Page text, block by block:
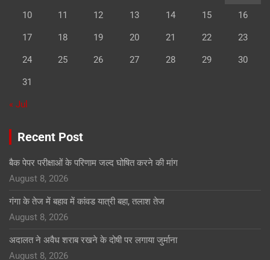
10 11 12 13 14 15 16
17 18 19 20 21 22 23
24 25 26 27 28 29 30
31
« Jul
Recent Post
बैक पेपर परीक्षाओं के परिणाम जल्द घोषित करने की मांग
August 8, 2026
गंगा के तेज में बहाव में कांवड यात्री बहा, तलाश तेज
August 8, 2026
अदालत ने अवैध शराब रखने के दोषी पर लगाया जुर्माना
August 8, 2026